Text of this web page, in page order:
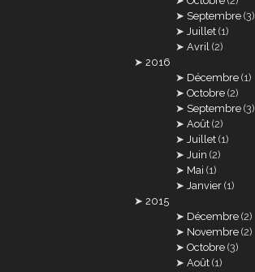
Septembre (3)
Juillet (1)
Avril (2)
2016
Décembre (1)
Octobre (2)
Septembre (3)
Août (2)
Juillet (1)
Juin (2)
Mai (1)
Janvier (1)
2015
Décembre (2)
Novembre (2)
Octobre (3)
Août (1)